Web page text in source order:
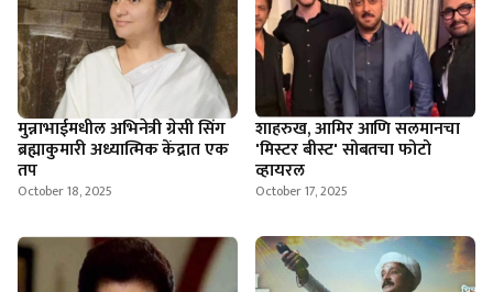
मुन्नाभाईमधील अभिनेत्री ग्रेसी सिंग
ब्रह्माकुमारी अध्यात्मिक केंद्रात एक
तप
October 18, 2025
शाहरुख, आमिर आणि सलमानचा
'मिस्टर बीस्ट' सोबतचा फोटो
व्हायरल
October 17, 2025